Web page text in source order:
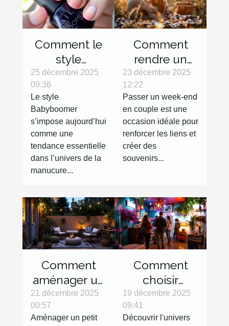
Comment le
style
Babyboomer
révolutionne-
t-il les
tendances
manucures ?
25 décembre 2025
09:36
Le style
Babyboomer
s’impose aujourd’hui
comme une
tendance essentielle
dans l’univers de la
manucure...
Comment
rendre un
week-end en
couple
inoubliable ?
23 décembre 2025
12:22
Passer un week-end
en couple est une
occasion idéale pour
renforcer les liens et
créer des
souvenirs...
Comment
aménager un
petit espace
extérieur
21 décembre 2025
00:57
Aménager un petit
Comment
choisir
l'escape
game parfait
19 décembre 2025
09:41
Découvrir l'univers